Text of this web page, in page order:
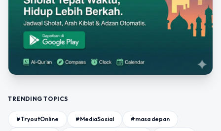
TRENDING TOPICS
#TryoutOnline #MediaSosial #masa depan